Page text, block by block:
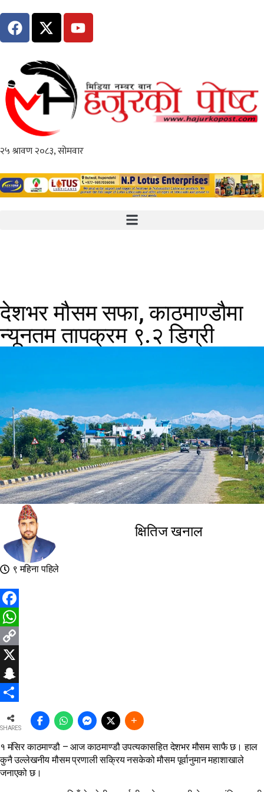
देशभर मौसम सफा, काठमाण्डौमा
न्यूनतम तापक्रम ९.२ डिग्री
क्षितिज खनाल
९ महिना पहिले
Facebook
WhatsApp
Copy
Link
X
Snapchat
SHARES
१ मंसिर काठमाण्डौ – आज काठमाण्डौ उपत्यकासहित देशभर मौसम साफै छ। हाल
कुनै उल्लेखनीय मौसम प्रणाली सक्रिय नसकेको मौसम पूर्वानुमान महाशाखाले
जनाएको छ।